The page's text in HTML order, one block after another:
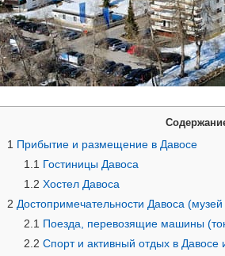
1 Прибытие и размещение в Давосе
1.1 Гостиницы Давоса
1.2 Хостел Давоса
2 Достопримечательности Давоса
2.1 Поезда, перевозящие машины
2.2 Спорт и активный отдых в Давосе